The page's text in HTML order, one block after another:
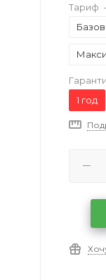
Тариф
1 год